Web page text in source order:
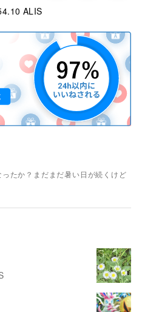
ALIS
たか？まだまだ暑い日が続くけど